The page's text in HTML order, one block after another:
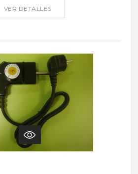
VER DETALLES